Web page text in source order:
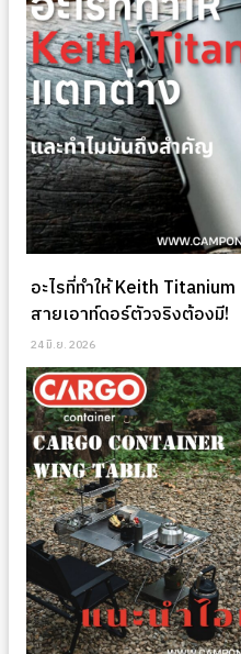
อะไรที่ทำให้ Keith
สายเอาท์ดอร์ตัวจริงต้องมี!
24 มิ.ย. 2026